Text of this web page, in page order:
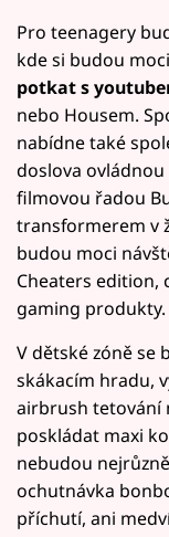
Pro teenagery
kde si budou
potkat s
nebo Housem.
nabídne také
doslova
filmovou řadou
transformerem v
budou moci
Cheaters edition,
gaming produkty.
V dětské zóně se
skákacím hradu,
airbrush tetování
poskládat maxi
nebudou
ochutnávka
příchutí, ani